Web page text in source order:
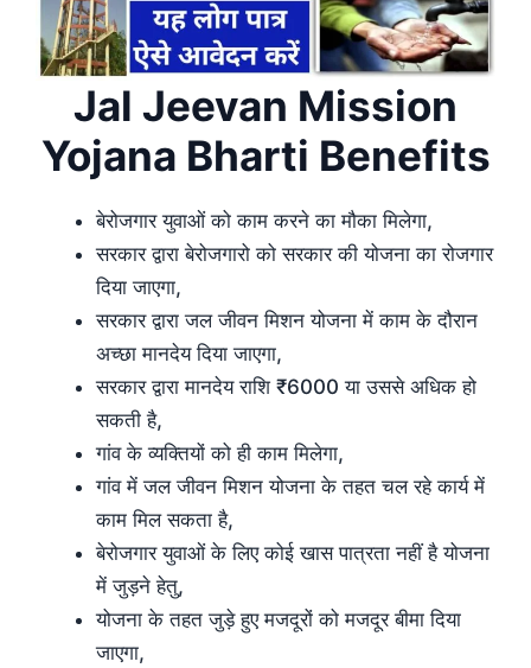
Jal Jeevan Mission
Yojana Bharti Benefits
बेरोजगार युवाओं को काम करने का मौका मिलेगा,
सरकार द्वारा बेरोजगारो को सरकार की योजना का रोजगार
दिया जाएगा,
सरकार द्वारा जल जीवन मिशन योजना में काम के दौरान
अच्छा मानदेय दिया जाएगा,
सरकार द्वारा मानदेय राशि ₹6000 या उससे अधिक हो
सकती है,
गांव के व्यक्तियों को ही काम मिलेगा,
गांव में जल जीवन मिशन योजना के तहत चल रहे कार्य में
काम मिल सकता है,
बेरोजगार युवाओं के लिए कोई खास पात्रता नहीं है योजना
में जुड़ने हेतु,
योजना के तहत जुड़े हुए मजदूरों को मजदूर बीमा दिया
जाएगा,